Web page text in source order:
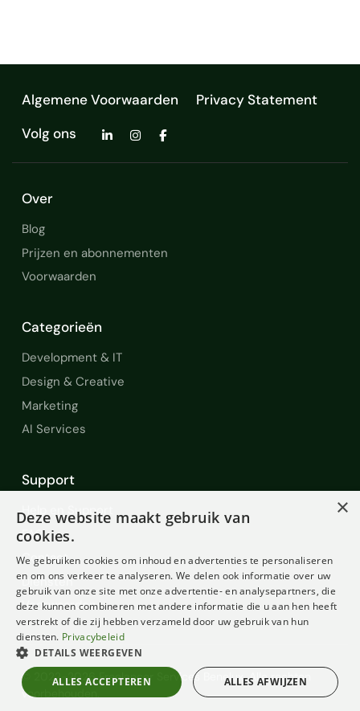
Algemene Voorwaarden
Privacy Statement
Volg ons
Over
Blog
Prijzen en abonnementen
Voorwaarden
Categorieën
Development & IT
Design & Creative
Marketing
AI Services
Support
Help en Support
FAQ
Contact
Diensten
Voorwaarden
© 2022-2026 Freelancer Services Benelux. Alle rechten
voorbehouden.
×
Deze website maakt gebruik van
cookies.
We gebruiken cookies om inhoud en advertenties te personaliseren
en om ons verkeer te analyseren. We delen ook informatie over uw
gebruik van onze site met onze advertentie- en analysepartners, die
deze kunnen combineren met andere informatie die u aan hen heeft
verstrekt of die zij hebben verzameld door uw gebruik van hun
diensten. Privacybeleid
DETAILS WEERGEVEN
ALLES ACCEPTEREN ALLES AFWIJZEN